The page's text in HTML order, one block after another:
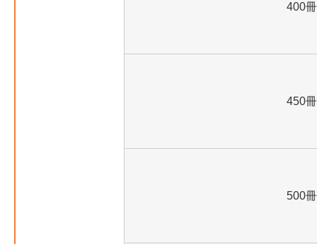
400冊
450冊
500冊